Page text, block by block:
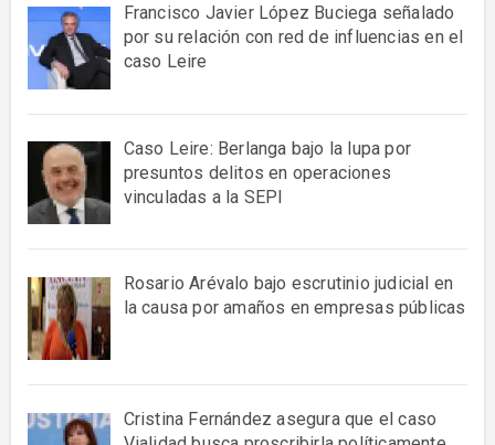
Francisco Javier López Buciega señalado
por su relación con red de influencias en el
caso Leire
Caso Leire: Berlanga bajo la lupa por
presuntos delitos en operaciones
vinculadas a la SEPI
Rosario Arévalo bajo escrutinio judicial en
la causa por amaños en empresas públicas
Cristina Fernández asegura que el caso